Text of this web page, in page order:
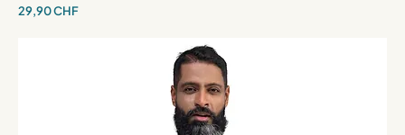
Preis
29,90 CHF